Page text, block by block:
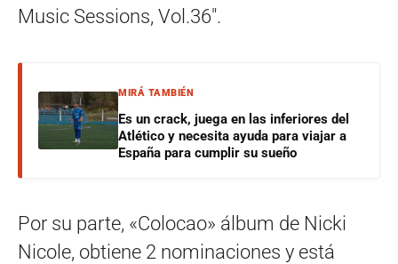
Music Sessions, Vol.36″.
MIRÁ TAMBIÉN
Es un crack, juega en las inferiores del
Atlético y necesita ayuda para viajar a
España para cumplir su sueño
Por su parte, «Colocao» álbum de Nicki
Nicole, obtiene 2 nominaciones y está